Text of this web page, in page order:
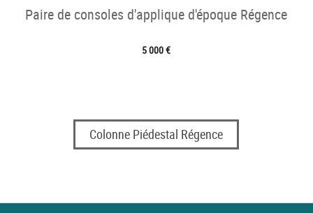
Paire de consoles d'applique d'époque Régence
5 000 €
Colonne Piédestal Régence